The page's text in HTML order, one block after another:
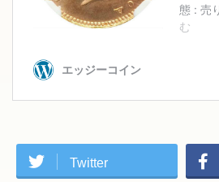
Twitter